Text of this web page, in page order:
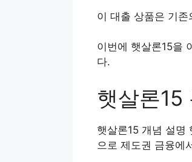
이 대출 상품은 기
이번에 햇살론15을
다.
햇살론15
햇살론15 개념 설명
으로 제도권 금융에